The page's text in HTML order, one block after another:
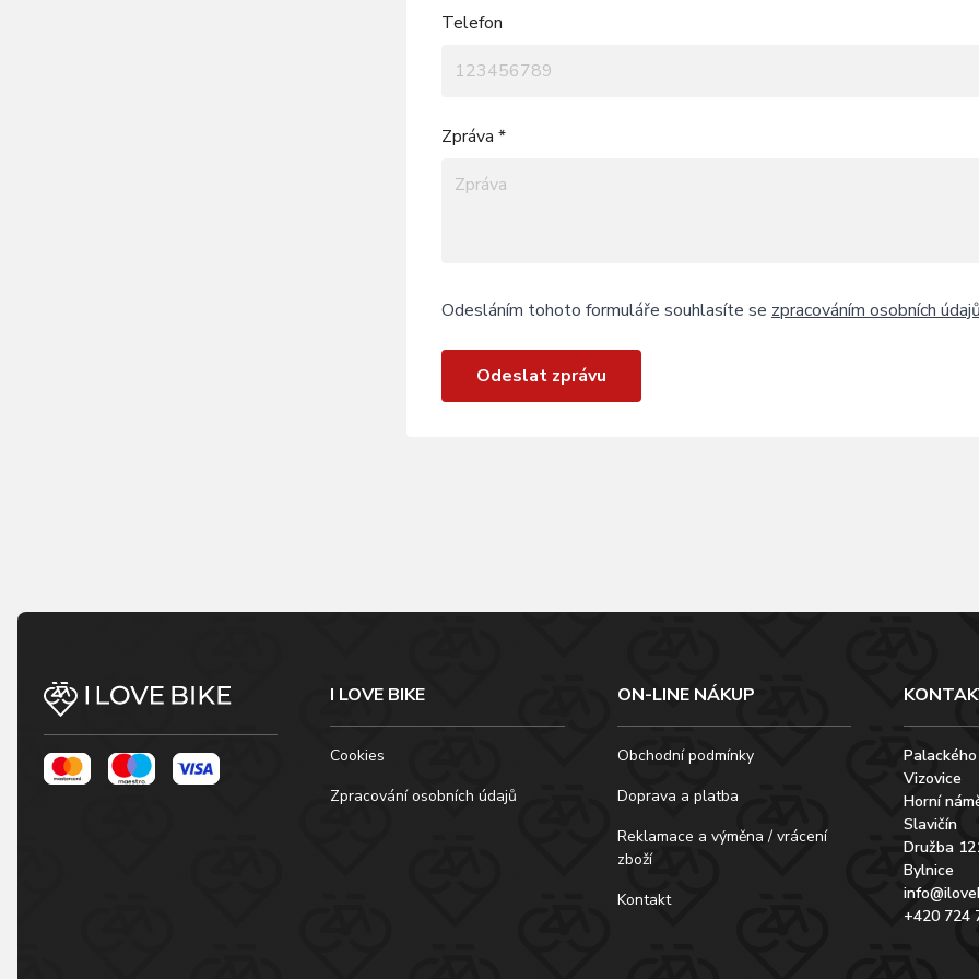
Telefon
Zpráva *
Odesláním tohoto formuláře souhlasíte se zpracováním osobních
Odeslat zprávu
I LOVE BIKE
Cookies
Zpracování osobních údajů
ON-LINE NÁKUP
Obchodní podmínky
Doprava a platba
Reklamace a výměna / vrácení
zboží
Kontakt
Vizovice
Horní
Slavičín
Družba
Bylnice
+420 724